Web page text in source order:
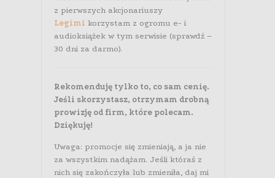
z pierwszych akcjonariuszy
Legimi korzystam z ogromu e- i
audioksiążek w tym serwisie (sprawdź –
30 dni za darmo).
Rekomenduję tylko to, co sam cenię.
Jeśli skorzystasz, otrzymam drobną
prowizję od firm, które polecam.
Dziękuję!
Uwaga: promocje się zmieniają, a ja nie
za wszystkim nadążam. Jeśli któraś z
nich się zakończyła lub zmieniła, daj mi